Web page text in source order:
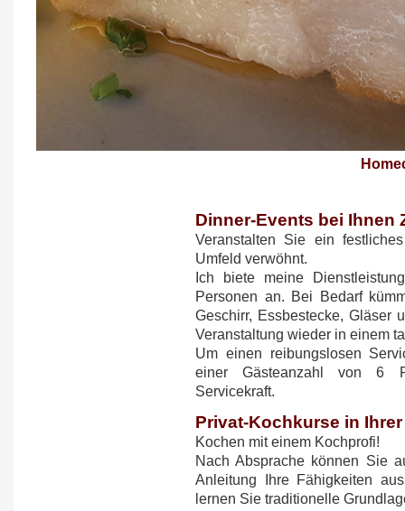
Dinner-Events bei Ihnen
Veranstalten Sie ein
Umfeld verwöhnt.
Ich biete meine
Personen an. Bei Bedarf
Geschirr, Essbestecke, Gläser
Veranstaltung wieder in einem
Um einen reibungslosen
einer Gästeanzahl von 6
Servicekraft.
Privat-Kochkurse in
Kochen mit einem Kochprofi!
Nach Absprache können Sie
Anleitung Ihre Fähigkeiten
lernen Sie traditionelle